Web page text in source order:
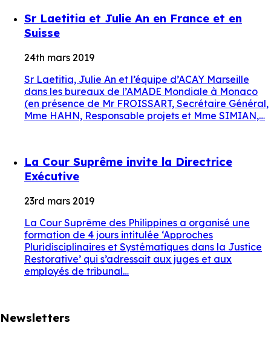
Sr Laetitia et Julie An en France et en
Suisse
24th mars 2019
Sr Laetitia, Julie An et l’équipe d’ACAY Marseille
dans les bureaux de l’AMADE Mondiale à Monaco
(en présence de Mr FROISSART, Secrétaire Général,
Mme HAHN, Responsable projets et Mme SIMIAN,…
La Cour Suprême invite la Directrice
Exécutive
23rd mars 2019
La Cour Suprême des Philippines a organisé une
formation de 4 jours intitulée ‘Approches
Pluridisciplinaires et Systématiques dans la Justice
Restorative’ qui s’adressait aux juges et aux
employés de tribunal…
Newsletters